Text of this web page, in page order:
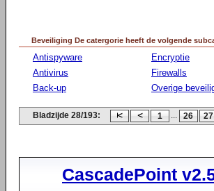
Beveiliging De catergorie heeft de volgende
Antispyware
Antivirus
Back-up
Encryptie
Firewalls
Overige
Bladzijde 28/193: 1 ... 26 27
CascadePoint